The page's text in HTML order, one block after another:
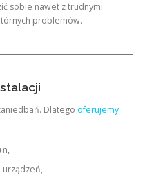
sobie nawet z trudnymi
problemów.
Dlatego oferujemy
,
urządzeń,